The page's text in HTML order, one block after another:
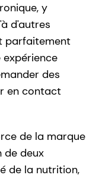
y
d'autres
parfaitement
des
en contact
de la marque
de deux
de la nutrition,